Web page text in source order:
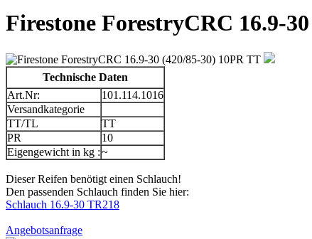
Firestone ForestryCRC 16.9-
Technische Daten
Art.Nr:
101.114.1016
Versandkategorie
TT/TL
TT
PR
10
Eigengewicht in kg :~
Dieser Reifen benötigt einen Schlauch!
Den passenden Schlauch finden Sie hier:
Schlauch 16.9-30 TR218
Angebotsanfrage